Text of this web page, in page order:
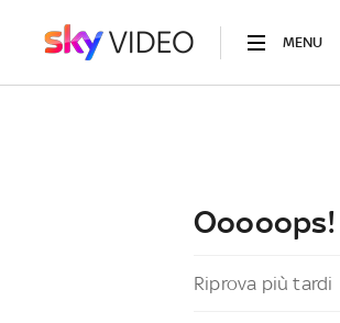
MENU
Riprova più tardi